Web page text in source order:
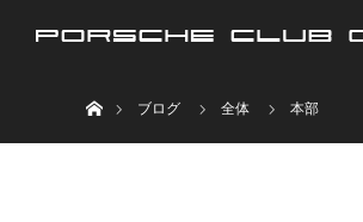
ブログ
全体 本部